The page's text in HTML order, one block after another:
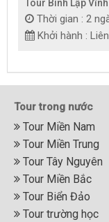
Tour Bình Lập
Thời gian : 2
Khởi hành :
Tour trong nước
Tour Miền Nam
Tour Miền Trung
Tour Tây Nguyên
Tour Miền Bắc
Tour Biển Đảo
Tour trường học